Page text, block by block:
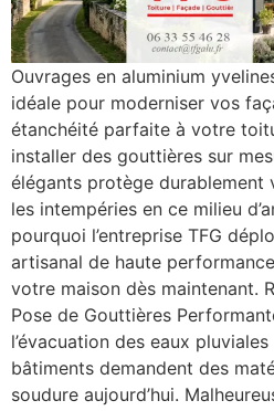
Ouvrages en aluminium
idéale pour moderniser vos
étanchéité parfaite à votre
installer des gouttières sur
élégants protège
les intempéries en ce milieu
pourquoi l’entreprise TFG
artisanal de haute
votre maison dès maintenant.
Pose de Gouttières
l’évacuation des eaux
bâtiments demandent des
soudure aujourd’hui.